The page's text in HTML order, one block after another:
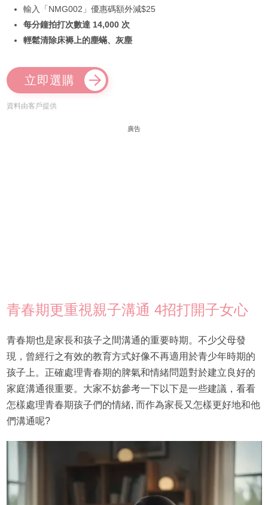
輸入「NMG002」優惠碼額外減$25
每分鐘拍打次數達 14,000 次
輕鬆清除床褥上的塵蟎、灰塵
立即選購
資料由客戶提供
廣告
青春期更重視親子溝通 4招打開子女心
青春期也是家長和孩子之間溝通的重要時期。不少父母發
現，曾經行之有效的教育方式好像不再適用於青少年時期的
孩子上。正確處理青春期的脾氣和情緒問題對於建立良好的
家庭溝通很重要。大家不妨參考一下以下是一些建議，看看
怎樣處理青春期孩子們的情緒, 而作為家長又怎樣更好地和他
們溝通呢?